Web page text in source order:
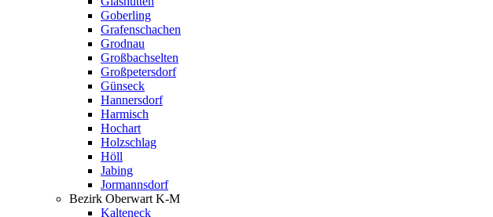
Goberling
Grafenschachen
Grodnau
Großbachselten
Großpetersdorf
Günseck
Hannersdorf
Harmisch
Hochart
Holzschlag
Höll
Jabing
Jormannsdorf
Bezirk Oberwart K-M
Kalteneck